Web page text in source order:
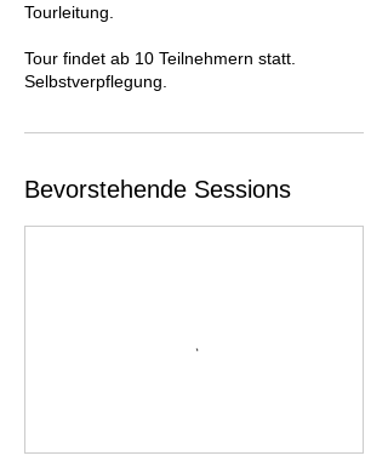
Tourleitung.
Tour findet ab 10 Teilnehmern statt.
Selbstverpflegung.
Bevorstehende Sessions